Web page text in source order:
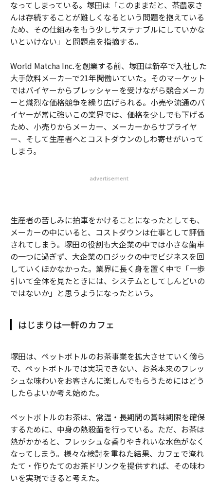
なってしまっている。塚田は「このままだと、茶農家さ
んは存続することが難しくなるという問題を抱えている
ため、その仕組みをもう少しサステナブルにしていかな
いといけない」と問題点を指摘する。
World Matcha Inc.を創業する前、塚田は新卒で入社した
大手飲料メーカーで21年間働いていた。そのマーケット
ではバイヤーからプレッシャーを受けながら競合メーカ
ーと熾烈な価格競争を繰り広げられる。小売や流通のバ
イヤーが常に強いこの業界では、価格を少しでも下げる
ため、小売りからメーカー、メーカーからサプライヤ
ー、そして生産者へとコストダウンのしわ寄せがいって
しまう。
advertisement
生産者の苦しみに拍車をかけることになったとしても、
メーカーの中にいると、コストダウンは仕事として評価
されてしまう。塚田の役割も大企業の中では小さな歯車
の一つに過ぎず、大企業のロジックの中でビジネスを回
していくほかなかった。業界に長く身を置く中で「一歩
引いて全体を見たときには、システムとしてしんどいの
ではないか」と思うようになったという。
はじまりは一軒のカフェ
塚田は、ペットボトルのお茶事業を拡大させていく傍ら
で、ペットボトルでは実現できない、お茶本来のフレッ
シュな味わいをお客さんに楽しんでもらうためにはどう
したらよいか考え始めた。
ペットボトルのお茶は、常温・長期間の賞味期限を確保
するために、中身の熱殺菌を行っている。ただ、お茶は
熱がかかると、フレッシュな香りやきれいな水色がなく
なってしまう。様々な検討を重ねた結果、カフェで淹れ
たて・作りたてのお茶ドリンクを提供すれば、その味わ
いを実現できると考えた。